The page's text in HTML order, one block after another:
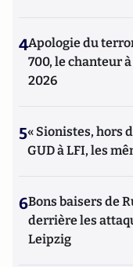
4Apologie du
700, le chanteur à
2026
5« Sionistes, hors
GUD à LFI, les
6Bons baisers de
derrière les
Leipzig